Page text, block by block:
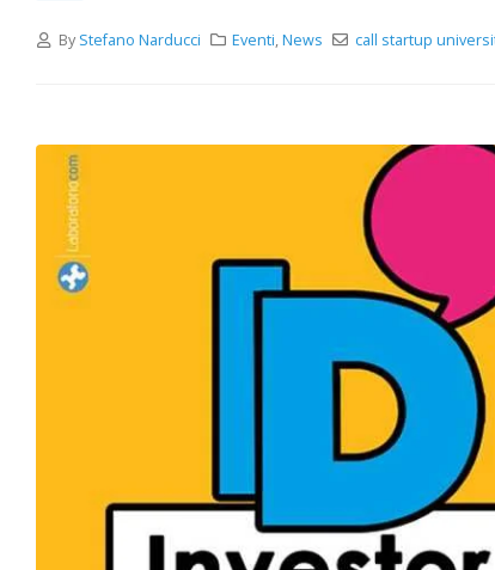
By Stefano Narducci Eventi,News call startup